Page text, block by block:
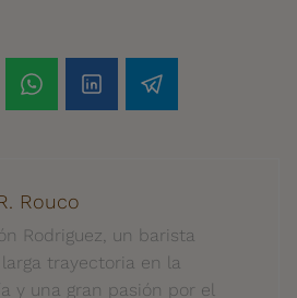
Rouco
Rodriguez, un barista
trayectoria en la
y una gran pasión por el